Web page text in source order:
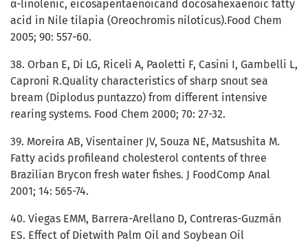
α-linolenic, eicosapentaenoicand docosahexaenoic fatty
acid in Nile tilapia (Oreochromis niloticus).Food Chem
2005; 90: 557-60.
38. Orban E, Di LG, Riceli A, Paoletti F, Casini I, Gambelli L,
Caproni R.Quality characteristics of sharp snout sea
bream (Diplodus puntazzo) from different intensive
rearing systems. Food Chem 2000; 70: 27-32.
39. Moreira AB, Visentainer JV, Souza NE, Matsushita M.
Fatty acids profileand cholesterol contents of three
Brazilian Brycon fresh water fishes. J FoodComp Anal
2001; 14: 565-74.
40. Viegas EMM, Barrera-Arellano D, Contreras-Guzmán
ES. Effect of Dietwith Palm Oil and Soybean Oil